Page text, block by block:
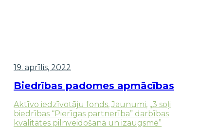
19. aprīlis, 2022
Biedrības padomes apmācības
Aktīvo iedzīvotāju fonds, Jaunumi, „3 soļi
biedrības “Pierīgas partnerība” darbības
kvalitātes pilnveidošanā un izaugsmē”